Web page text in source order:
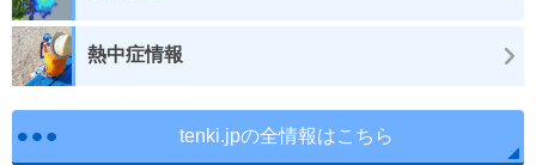
熱中症情報
tenki.jpの全情報はこちら